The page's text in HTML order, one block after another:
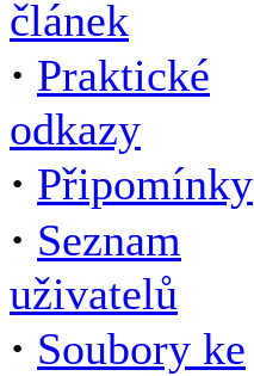
článek
· Praktické
odkazy
· Připomínky
· Seznam
uživatelů
· Soubory ke